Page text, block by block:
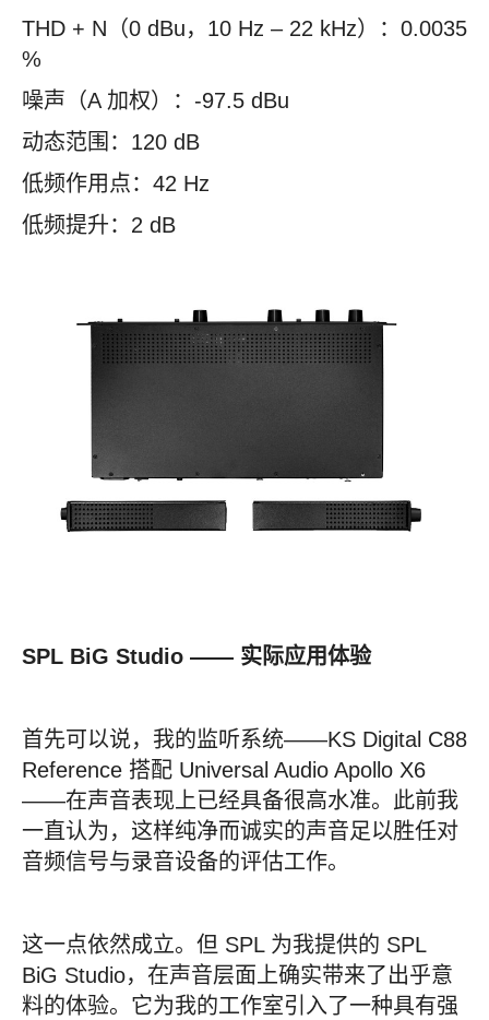
THD + N（0 dBu，10 Hz – 22 kHz）：0.0035
%
噪声（A 加权）：-97.5 dBu
动态范围：120 dB
低频作用点：42 Hz
低频提升：2 dB
SPL BiG Studio —— 实际应用体验
首先可以说，我的监听系统——KS Digital C88
Reference 搭配 Universal Audio Apollo X6
——在声音表现上已经具备很高水准。此前我
一直认为，这样纯净而诚实的声音足以胜任对
音频信号与录音设备的评估工作。
这一点依然成立。但 SPL 为我提供的 SPL
BiG Studio，在声音层面上确实带来了出乎意
料的体验。它为我的工作室引入了一种具有强